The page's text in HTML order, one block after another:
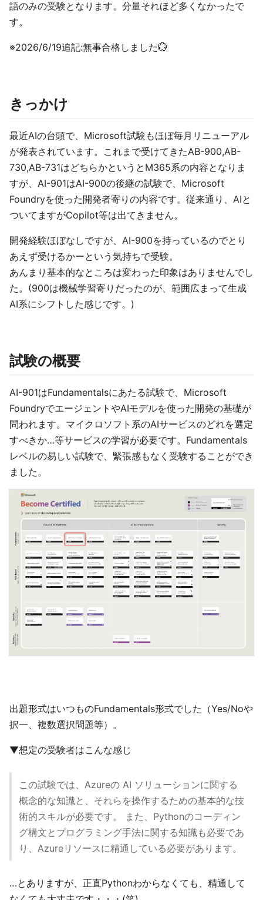
語のみの受験となります。分量それほど多くなかったで
す。
※2026/6/19追記:無事合格しました💮
きっかけ
最近AIの台頭で、Microsoft試験もほぼ毎月リニューアル
が発表されています。これまで受けてきたAB-900,AB-
730,AB-731はどちらかというとM365系の内容となりま
すが、AI-901はAI-900の後継の試験で、Microsoft
Foundryを使った開発者寄りの内容です。従来通り、AIと
ついてますがCopilot等は出てきません。
開発経験ほぼなしですが、AI-900を持っているのでとり
あえず受けるかーという気持ちで受験。
あんまり基本的なところは変わった印象はありませんでし
た。(900は機械学習寄りだったのが、範囲広まって生成
AI系にシフトした感じです。)
試験の概要
AI-901はFundamentalsにあたる試験で、Microsoft
FoundryでエージェントやAIモデルを使った開発の基礎が
問われます。マイクロソフト系のAIサービスのどれを選定
すべきか…等サービスの学習が必要です。Fundamentals
レベルの易しい試験で、緊張感もなく受験することができ
ました。
出題形式はいつものFundamentals形式でした（Yes/Noや
択一、複数選択問題等）。
▼想定の受験者はこんな感じ
この試験では、Azureの AI ソリューションに関する
概念的な知識と、それらを操作するための基本的な技
術的スキルが必要です。 また、Pythonのコーディン
グ構文とプログラミング手法に関する知識も必要であ
り、Azureリソースに精通している必要があります。
…とありますが、正直Pythonわからなくても、精通して